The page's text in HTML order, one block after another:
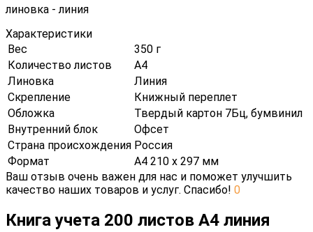
линовка - линия
Характеристики
Вес
350 г
Количество листов
А4
Линовка
Линия
Скрепление
Книжный переплет
Обложка
Твердый картон 7Бц, бумвинил
Внутренний блок
Офсет
Страна происхождения Россия
Формат
А4 210 х 297 мм
Ваш отзыв очень важен для нас и поможет улучшить
качество наших товаров и услуг. Спасибо! 0
Книга учета 200 листов А4 линия